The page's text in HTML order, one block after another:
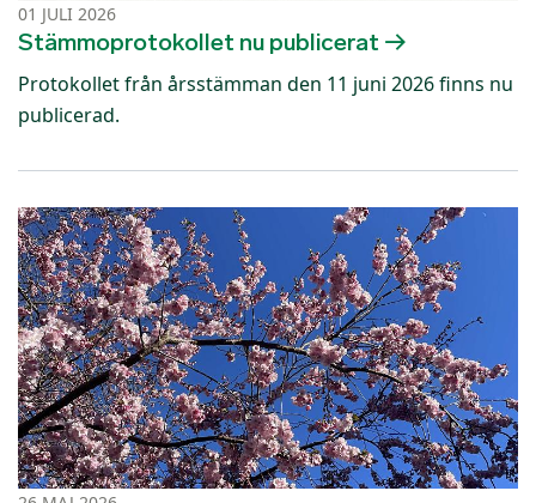
01 JULI 2026
Stämmoprotokollet nu publicerat
Protokollet från årsstämman den 11 juni 2026 finns nu
publicerad.